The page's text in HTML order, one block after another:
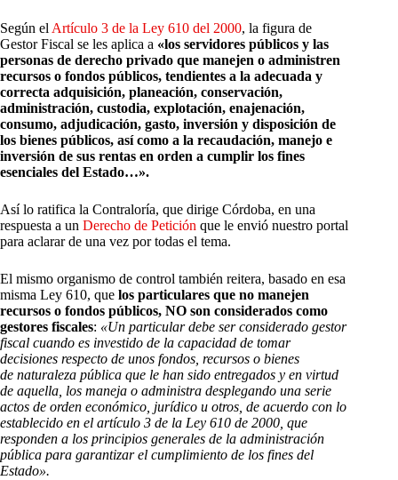
Según el Artículo 3 de la Ley 610 del 2000, la figura de
Gestor Fiscal se les aplica a «los servidores públicos y las
personas de derecho privado que manejen o administren
recursos o fondos públicos, tendientes a la adecuada y
correcta adquisición, planeación, conservación,
administración, custodia, explotación, enajenación,
consumo, adjudicación, gasto, inversión y disposición de
los bienes públicos, así como a la recaudación, manejo e
inversión de sus rentas en orden a cumplir los fines
esenciales del Estado…».
Así lo ratifica la Contraloría, que dirige Córdoba, en una
respuesta a un Derecho de Petición que le envió nuestro portal
para aclarar de una vez por todas el tema.
El mismo organismo de control también reitera, basado en esa
misma Ley 610, que los particulares que no manejen
recursos o fondos públicos, NO son considerados como
gestores fiscales: «Un particular debe ser considerado gestor
fiscal cuando es investido de la capacidad de tomar
decisiones respecto de unos fondos, recursos o bienes
de naturaleza pública que le han sido entregados y en virtud
de aquella, los maneja o administra desplegando una serie
actos de orden económico, jurídico u otros, de acuerdo con lo
establecido en el artículo 3 de la Ley 610 de 2000, que
responden a los principios generales de la administración
pública para garantizar el cumplimiento de los fines del
Estado».